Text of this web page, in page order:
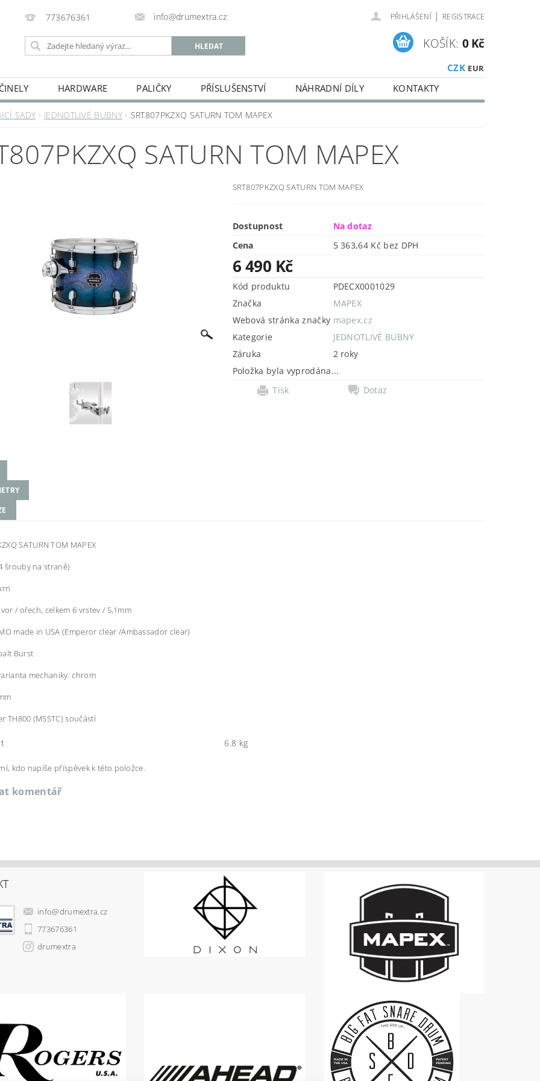
773676361 info@drumextra.cz PŘIHLÁŠENÍ | REGISTRACE
CZK EUR
KOŠÍK: 0 Kč
ČINELY HARDWARE PALIČKY PŘÍSLUŠENSTVÍ NÁHRADNÍ DÍLY KONTAKTY
SADY JEDNOTLIVÉ BUBNY SRT807PKZXQ SATURN TOM MAPEX
SATURN TOM MAPEX
SRT807PKZXQ SATURN TOM MAPEX
Dostupnost
Na dotaz
Cena
5 363,64 Kč bez DPH
6 490 Kč
Kód produktu
PDECX0001029
Značka
MAPEX
Webová stránka značky mapex.cz
Kategorie
JEDNOTLIVÉ BUBNY
Záruka
2 roky
Položka byla vyprodána...
Tisk
Dotaz
SATURN TOM MAPEX
šrouby na straně)
/ ořech, celkem 6 vrstev / 5,1mm
made in USA (Emperor clear /Ambassador clear)
Burst
mechaniky: chrom
TH800 (MSSTC) součástí
6.8 kg
kdo napíše příspěvek k této položce.
komentář
info@drumextra.cz
773676361
drumextra